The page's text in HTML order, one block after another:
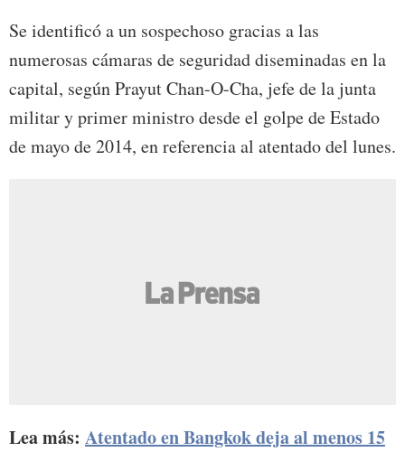
Se identificó a un sospechoso gracias a las
numerosas cámaras de seguridad diseminadas en la
capital, según Prayut Chan-O-Cha, jefe de la junta
militar y primer ministro desde el golpe de Estado
de mayo de 2014, en referencia al atentado del lunes.
Lea más: Atentado en Bangkok deja al menos 15